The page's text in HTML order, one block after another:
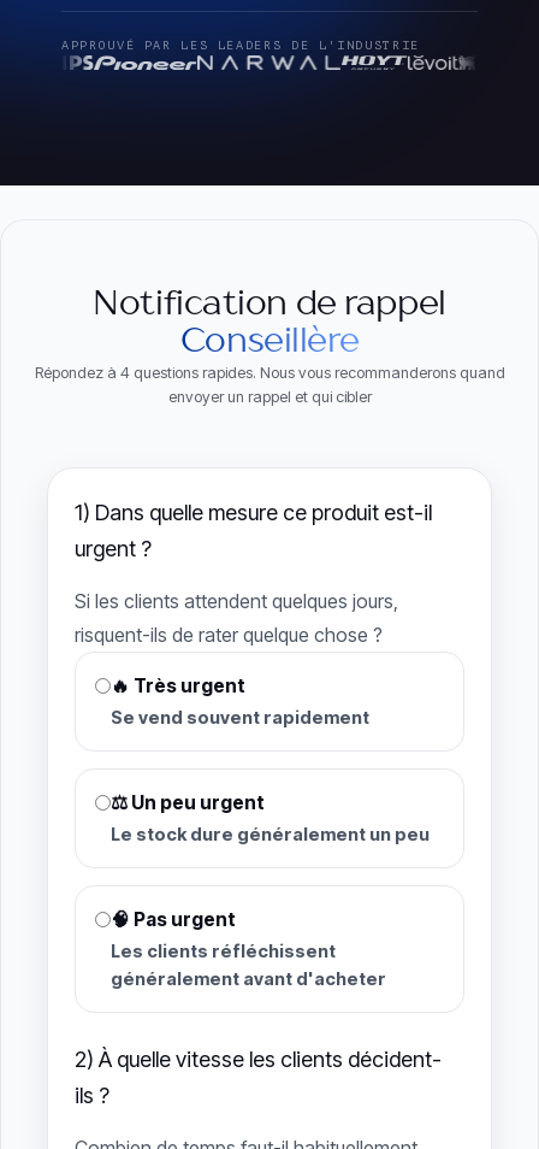
APPROUVÉ PAR LES LEADERS DE L'INDUSTRIE
Notification de rappel
Conseillère
Répondez à 4 questions rapides. Nous vous recommanderons quand
envoyer un rappel et qui cibler
1) Dans quelle mesure ce produit est-il
urgent ?
Si les clients attendent quelques jours,
risquent-ils de rater quelque chose ?
🔥 Très urgent
Se vend souvent rapidement
⚖️ Un peu urgent
Le stock dure généralement un peu
🧠 Pas urgent
Les clients réfléchissent
généralement avant d'acheter
2) À quelle vitesse les clients décident-
ils ?